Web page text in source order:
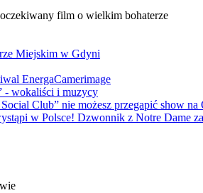
film o wielkim bohaterze
Miejskim w Gdyni
EnergaCamerimage
- wokaliści i muzycy
Club” nie możesz przegapić show na
w Polsce! Dzwonnik z Notre Dame